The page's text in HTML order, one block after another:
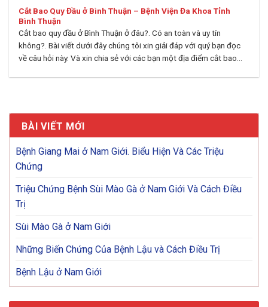
Cắt Bao Quy Đầu ở Bình Thuận – Bệnh Viện Đa Khoa Tỉnh
Bình Thuận
Cắt bao quy đầu ở Bình Thuận ở đâu?. Có an toàn và uy tín
không?. Bài viết dưới đây chúng tôi xin giải đáp với quý bạn đọc
về câu hỏi này. Và xin chia sẻ với các bạn một địa điểm cắt bao...
BÀI VIẾT MỚI
Bệnh Giang Mai ở Nam Giới. Biểu Hiện Và Các Triệu
Chứng
Triệu Chứng Bệnh Sùi Mào Gà ở Nam Giới Và Cách Điều
Trị
Sùi Mào Gà ở Nam Giới
Những Biến Chứng Của Bệnh Lậu và Cách Điều Trị
Bệnh Lậu ở Nam Giới